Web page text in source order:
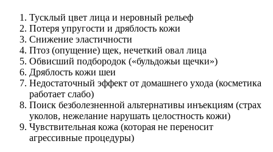
Тусклый цвет лица и неровный рельеф
Потеря упругости и дряблость кожи
Снижение эластичности
Птоз (опущение) щек, нечеткий овал лица
Обвисший подбородок («бульдожьи щечки»)
Дряблость кожи шеи
Недостаточный эффект от домашнего ухода (косметика
работает слабо)
Поиск безболезненной альтернативы инъекциям (страх
уколов, нежелание нарушать целостность кожи)
Чувствительная кожа (которая не переносит
агрессивные процедуры)